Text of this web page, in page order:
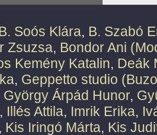
B. Soós Klára, B. Szabó
Zsuzsa, Bondor Ani
Kemény Katalin, Deák
, Geppetto studio
György Árpád Hunor,
, Illés Attila, Imrik Erika,
Kis Iringó Márta, Kis